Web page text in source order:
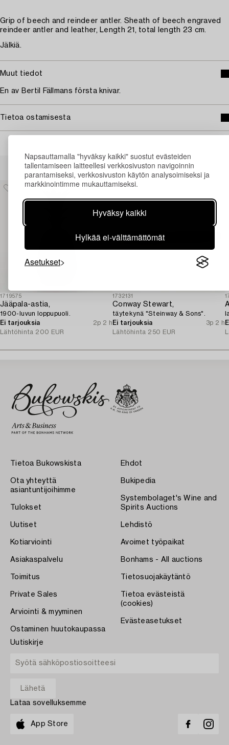
Napsauttamalla "hyväksy kaikki" suostut evästeiden
tallentamiseen laitteellesi verkkosivuston navigoinnin
parantamiseksi, verkkosivuston käytön analysoimiseksi ja
markkinointimme mukauttamiseksi.
Hyväksy kaikki
Hylkää ei-välttämättömät
Asetukset
Grip of beech and reindeer antler. Sheath of beech engraved
reindeer antler and leather, Length 21, total length 23 cm.
Jälkiä.
Muut tiedot
En av Bertil Fällmans första knivar.
Tietoa ostamisesta
Muiden katsomia kohteita
1719575
Jääpala-astia,
1900-luvun loppupuoli.
Ei tarjouksia
2p 2 h
Lähtöhinta 200 EUR
1732131
Conway Stewart,
täytekynä "Steinway & Sons".
Ei tarjouksia
3p 2 h
Lähtöhinta 250 EUR
Tietoa Bukowskista
Ota yhteyttä
asiantuntijoihimme
Tulokset
Uutiset
Kotiarviointi
Asiakaspalvelu
Toimitus
Private Sales
Arviointi & myyminen
Ostaminen huutokaupassa
Ehdot
Bukipedia
Systembolaget's Wine and
Spirits Auctions
Lehdistö
Avoimet työpaikat
Bonhams - All auctions
Tietosuojakäytäntö
Tietoa evästeistä
(cookies)
Evästeasetukset
Uutiskirje
Lataa sovelluksemme
App Store